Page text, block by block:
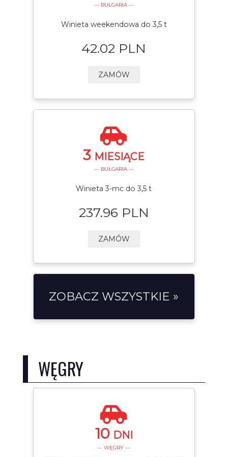
— BUŁGARIA —
Winieta weekendowa do 3,5 t
42.02 PLN
ZAMÓW
3 MIESIĄCE
— BUŁGARIA —
Winieta 3-mc do 3,5 t
237.96 PLN
ZAMÓW
ZOBACZ WSZYSTKIE »
WĘGRY
10 DNI
— WĘGRY —